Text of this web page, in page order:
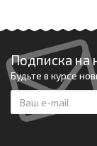
Подписка на
Будьте в курсе